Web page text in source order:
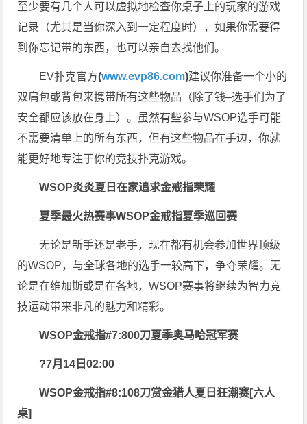
至少要有几个人可以虚拟地检查你桌子上的玩家的游戏
记录（尤其是当你深入到一定程度时），如果你需要得
到你忘记带的东西，也可以亲自去找他们。
EV扑克官方(www.evp86.com)建议你准备一个小的
双肩包或背包来携带所有这些物品（除了钱–选手们为了
安全都应该放在身上）。虽然有些参与WSOP选手可能
不需要清单上的所有东西，但有这些物品在手边，你就
能更好地专注于你的竞技扑克游戏。
WSOP炎炎夏日在家追求金戒指荣耀
夏季最火热赛事WSOP金戒指夏季巡回赛
无论是新手还是老手，现在都有机会参加世界顶级
的WSOP，与全球各地的选手一较高下，争夺荣耀。无
论是在维加斯或是在各地，WSOP赛事将继续为智力竞
技运动带来非凡的魅力和精彩。
WSOP金戒指#7:800刀夏季奥马哈冠军赛
?7月14日02:00
WSOP金戒指#8:108刀赏金猎人夏日狂潮赛[六人
桌]